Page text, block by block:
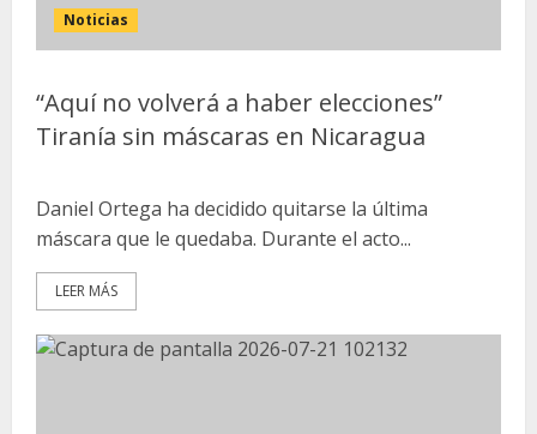
Noticias
“Aquí no volverá a haber elecciones”
Tiranía sin máscaras en Nicaragua
Daniel Ortega ha decidido quitarse la última
máscara que le quedaba. Durante el acto...
LEER MÁS